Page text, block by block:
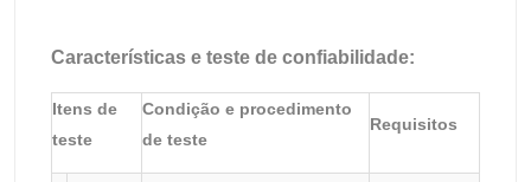
Características e teste de confiabilidade:
Itens de
teste
Condição e procedimento
de teste
Requisitos